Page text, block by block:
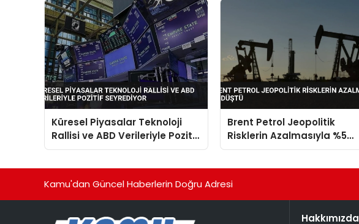
Küresel Piyasalar Teknoloji
Rallisi ve ABD Verileriyle Pozitif
Seyrediyor
Brent Petrol Jeopolitik
Risklerin Azalmasıyla %5
Düştü
Kamu'dan Güncel Haberlerin Doğru Adresi
Hakkımızda